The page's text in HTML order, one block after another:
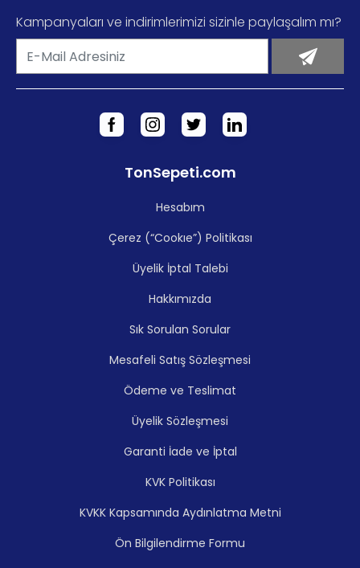
Kampanyaları ve indirimlerimizi sizinle paylaşalım mı?
TonSepeti.com
Hesabım
Çerez (“Cookıe”) Politikası
Üyelik İptal Talebi
Hakkımızda
Sık Sorulan Sorular
Mesafeli Satış Sözleşmesi
Ödeme ve Teslimat
Üyelik Sözleşmesi
Garanti İade ve İptal
KVK Politikası
KVKK Kapsamında Aydınlatma Metni
Ön Bilgilendirme Formu